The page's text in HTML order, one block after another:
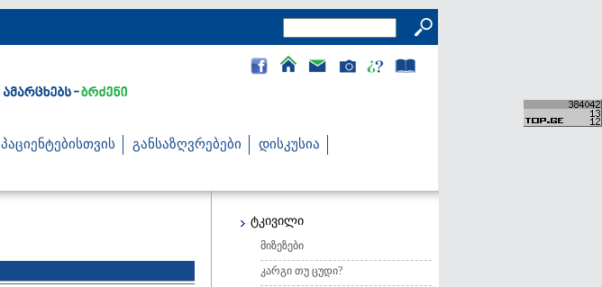
პაციენტებისთვის განსაზღვრებები
დისკუსია
ტკივილი
მიზეზები
კარგი თუ ცუდი?